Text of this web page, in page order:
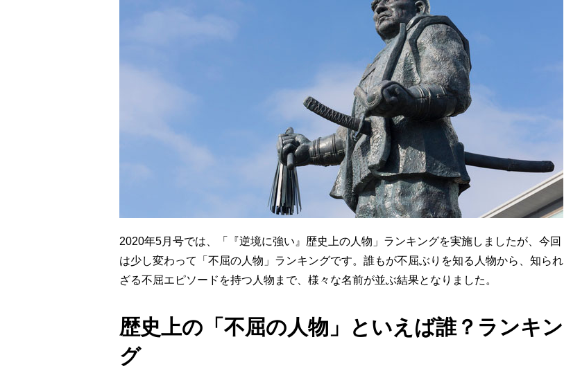
2020年5月号では、「『逆境に強い』歴史上の人物」ランキングを実施しましたが、今回
は少し変わって「不屈の人物」ランキングです。誰もが不屈ぶりを知る人物から、知られ
ざる不屈エピソードを持つ人物まで、様々な名前が並ぶ結果となりました。
歴史上の「不屈の人物」といえば誰？ランキン
グ